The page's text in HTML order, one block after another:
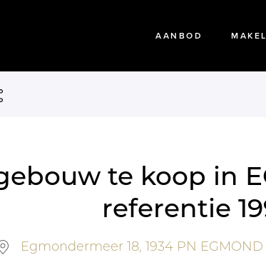
AANBOD
te koop in
referentie
Egmondermeer 18, 1934 PN